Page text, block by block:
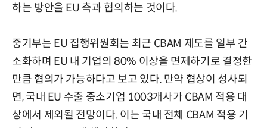
하는 방안을 EU 측과 협의하는 것이다.
중기부는 EU 집행위원회는 최근 CBAM 제도를 일부 간
소화하며 EU 내 기업의 80% 이상을 면제하기로 결정한
만큼 협의가 가능하다고 보고 있다. 만약 협상이 성사되
면, 국내 EU 수출 중소기업 1003개사가 CBAM 적용 대
상에서 제외될 전망이다. 이는 국내 전체 CBAM 적용 기